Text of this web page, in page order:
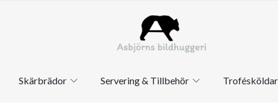
Skärbrädor Servering & Tillbehör Trofésköldar